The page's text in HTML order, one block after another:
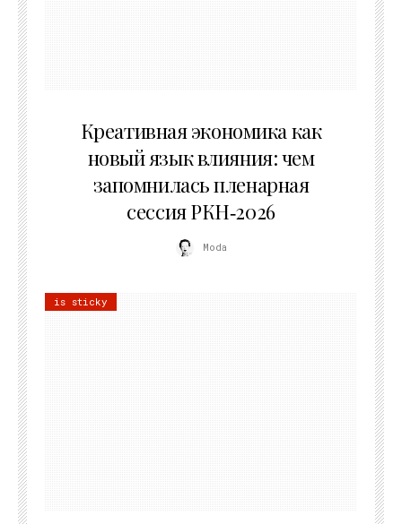
Креативная экономика как
новый язык влияния: чем
запомнилась пленарная
сессия РКН‑2026
Moda
is sticky